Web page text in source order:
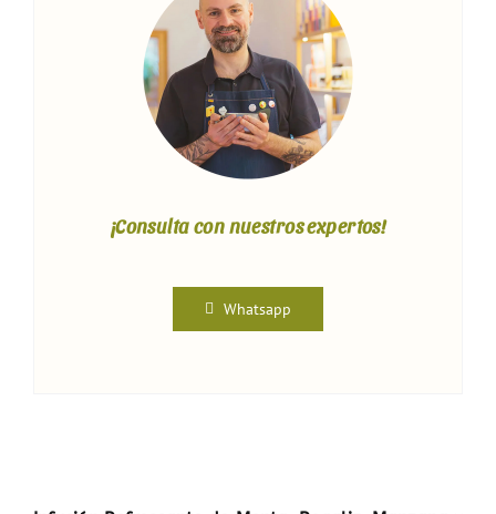
¡Consulta con nuestros expertos!
Whatsapp